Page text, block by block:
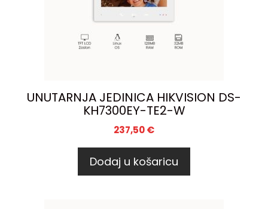
UNUTARNJA JEDINICA HIKVISION DS-
KH7300EY-TE2-W
237,50€
Dodaj u košaricu